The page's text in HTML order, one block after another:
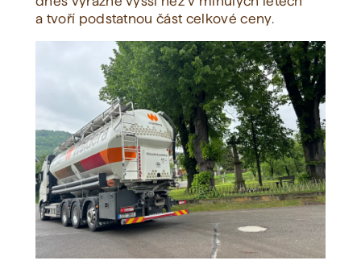
a tvoří podstatnou část celkové ceny.